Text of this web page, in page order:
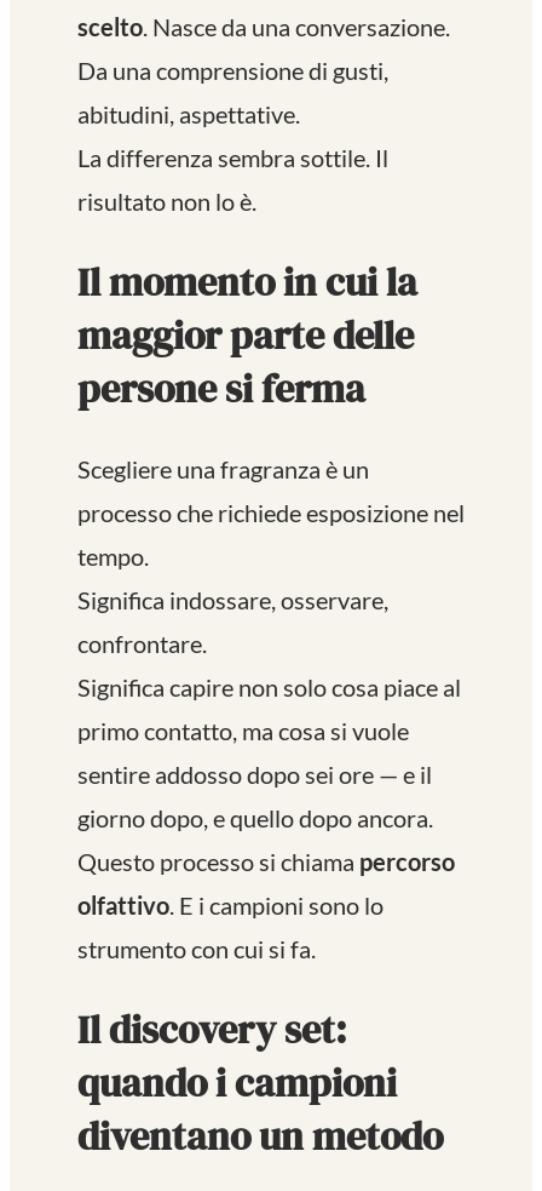
scelto. Nasce da una conversazione.
Da una comprensione di gusti,
abitudini, aspettative.
La differenza sembra sottile. Il
risultato non lo è.
Il momento in cui la
maggior parte delle
persone si ferma
Scegliere una fragranza è un
processo che richiede esposizione nel
tempo.
Significa indossare, osservare,
confrontare.
Significa capire non solo cosa piace al
primo contatto, ma cosa si vuole
sentire addosso dopo sei ore — e il
giorno dopo, e quello dopo ancora.
Questo processo si chiama percorso
olfattivo. E i campioni sono lo
strumento con cui si fa.
Il discovery set:
quando i campioni
diventano un metodo